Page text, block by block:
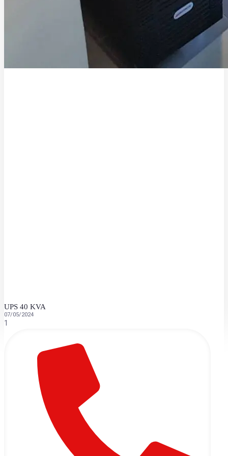
UPS 40 KVA
07/05/2024